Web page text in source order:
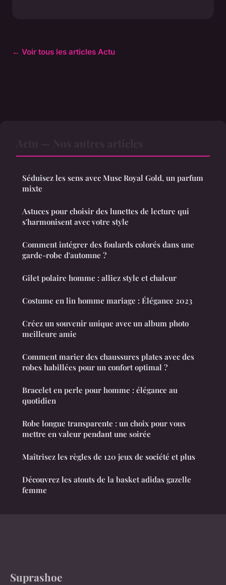
← Voir tous les articles Actu
Séduisez les sens avec Musc Royal Gold, un parfum
mixte
Astuces pour choisir des lunettes de lecture qui
s'harmonisent avec votre style
Comment intégrer des foulards colorés dans une
garde-robe d'automne ?
Gilet polaire homme : alliez style et chaleur
Costume en lin homme mariage : Élégance 2023
Créez un souvenir unique avec un album photo
meilleure amie
Comment marier des chaussures plates avec des
robes habillées pour un confort optimal ?
Bracelet en perle pour homme : élégance au
quotidien
Robe longue transparente : un choix pour vous
mettre en valeur pendant une soirée
Maîtrisez les règles de 120 jeux de société et plus
Découvrez les atouts de la basket adidas gazelle
femme
Suprashoe